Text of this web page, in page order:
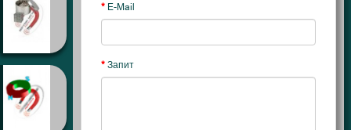
E-Mail
Запит